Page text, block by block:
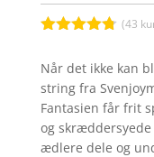
som
ud af 5
baseret på
kundebedø
mmelser
(43
Når det ikke kan
string fra
Fantasien får frit
og
ædlere dele og